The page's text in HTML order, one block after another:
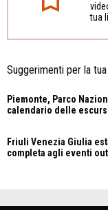
tua
Suggerimenti per la
Piemonte, Parco
calendario delle
Friuli Venezia Giulia
completa agli eventi